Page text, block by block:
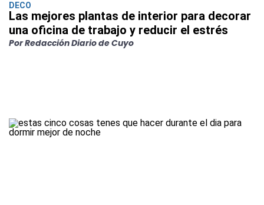
DECO
Las mejores plantas de interior para decorar
una oficina de trabajo y reducir el estrés
Por Redacción Diario de Cuyo